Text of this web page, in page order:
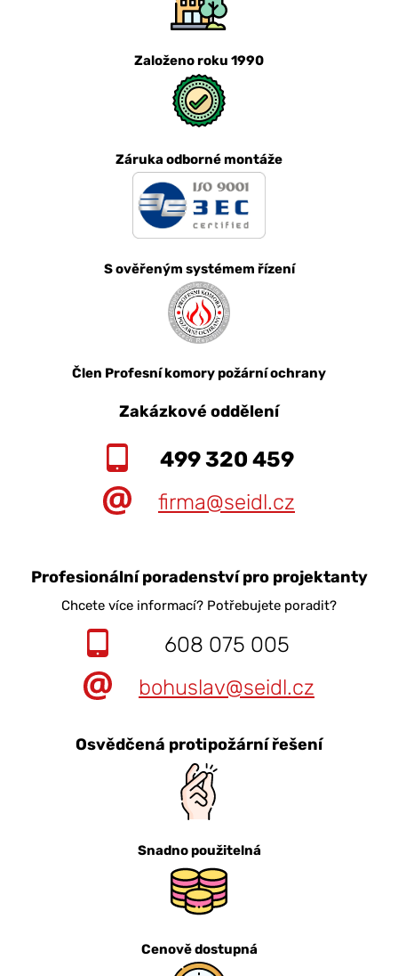
Založeno roku 1990
Záruka odborné montáže
S ověřeným systémem řízení
Člen Profesní komory požární ochrany
Zakázkové oddělení
499 320 459
firma@seidl.cz
Profesionální poradenství pro projektanty
Chcete více informací? Potřebujete poradit?
608 075 005
bohuslav@seidl.cz
Osvědčená protipožární řešení
Snadno použitelná
Cenově dostupná